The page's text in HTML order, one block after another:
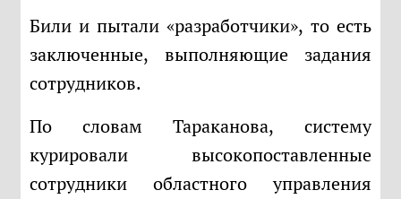
Били и пытали «разработчики», то есть
заключенные, выполняющие задания
сотрудников.
По словам Тараканова, систему
курировали высокопоставленные
сотрудники областного управления